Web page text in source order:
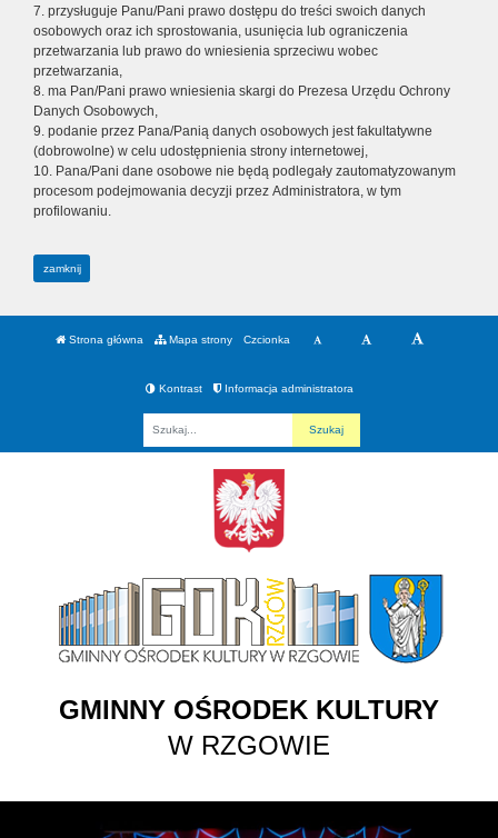
7. przysługuje Panu/Pani prawo dostępu do treści swoich danych
osobowych oraz ich sprostowania, usunięcia lub ograniczenia
przetwarzania lub prawo do wniesienia sprzeciwu wobec
przetwarzania,
8. ma Pan/Pani prawo wniesienia skargi do Prezesa Urzędu Ochrony
Danych Osobowych,
9. podanie przez Pana/Panią danych osobowych jest fakultatywne
(dobrowolne) w celu udostępnienia strony internetowej,
10. Pana/Pani dane osobowe nie będą podlegały zautomatyzowanym
procesom podejmowania decyzji przez Administratora, w tym
profilowaniu.
zamknij
Strona główna Mapa strony Czcionka
Kontrast Informacja administratora
GMINNY OŚRODEK KULTURY
W RZGOWIE